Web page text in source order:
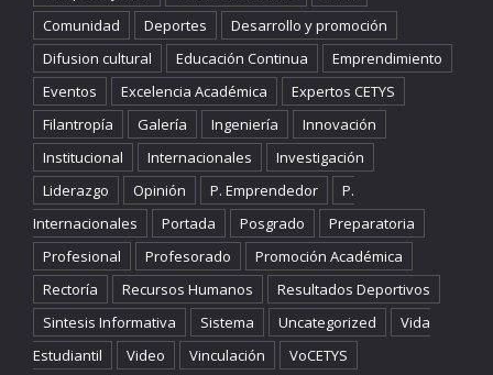
Comunidad
Deportes
Desarrollo y promoción
Difusion cultural
Educación Continua
Emprendimiento
Eventos
Excelencia Académica
Expertos CETYS
Filantropía
Galería Ingeniería
Innovación
Institucional
Internacionales
Investigación
Liderazgo
Opinión P. Emprendedor
P.
Internacionales
Portada Posgrado
Preparatoria
Profesional
Profesorado
Promoción Académica
Rectoría
Recursos Humanos
Resultados Deportivos
Sintesis Informativa
Sistema Uncategorized
Vida
Estudiantil
Video Vinculación VoCETYS